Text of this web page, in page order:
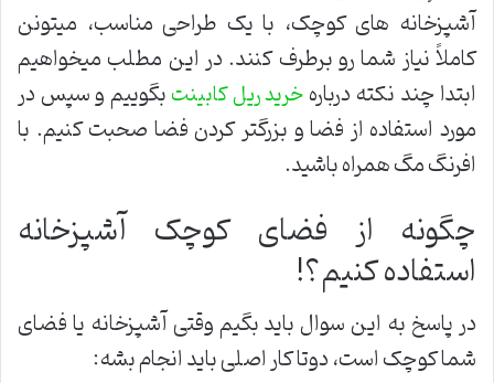
آشپزخانه های کوچک، با یک طراحی مناسب، میتونن
کاملاً نیاز شما رو برطرف کنند. در این مطلب میخواهیم
ابتدا چند نکته دربارهخرید ریل کابینتبگوییم و سپس در
مورد استفاده از فضا و بزرگتر کردن فضا صحبت کنیم. با
افرنگ مگ همراه باشید.
چگونه از فضای کوچک آشپزخانه
استفاده کنیم؟!
در پاسخ به این سوال باید بگیم وقتی آشپزخانه یا فضای
شما کوچک است، دوتا کار اصلی باید انجام بشه: